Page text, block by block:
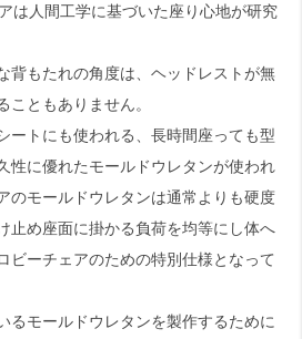
は人間工学に基づいた座り心地が研究
背もたれの角度は、ヘッドレストが無
こともありません。
ートにも使われる、長時間座っても型
性に優れたモールドウレタンが使われ
のモールドウレタンは通常よりも硬度
止め座面に掛かる負荷を均等にし体へ
ビーチェアのための特別仕様となって
るモールドウレタンを製作するために